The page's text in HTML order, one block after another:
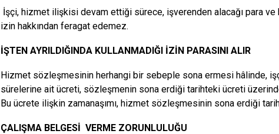
İşçi, hizmet ilişkisi devam ettiği sürece, işverenden alacağı para ve
izin hakkından feragat edemez.
İŞTEN AYRILDIĞINDA KULLANMADIĞI İZİN PARASINI ALIR
Hizmet sözleşmesinin herhangi bir sebeple sona ermesi hâlinde,
sürelerine ait ücreti, sözleşmenin sona erdiği tarihteki ücreti
Bu ücrete ilişkin zamanaşımı, hizmet sözleşmesinin sona erdiği
ÇALIŞMA BELGESİ VERME ZORUNLULUĞU